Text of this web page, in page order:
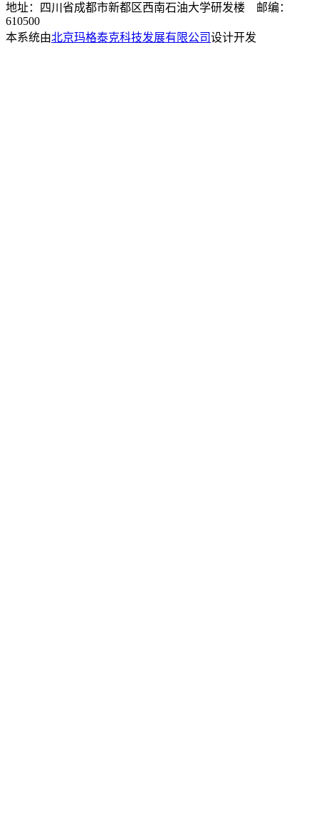
地址：四川省成都市新都区西南石油大学研发楼 邮编：
610500
本系统由北京玛格泰克科技发展有限公司设计开发